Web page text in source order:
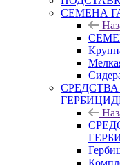
СЕМЕНА